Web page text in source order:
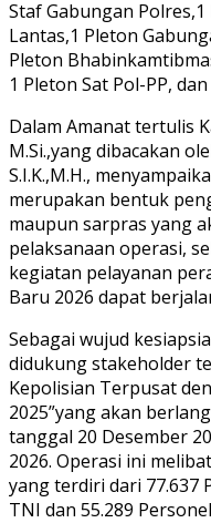
Staf Gabungan
Lantas,1 Pleton
Pleton
1 Pleton Sat Pol-PP,
Dalam Amanat tertulis
M.Si.,yang dibacakan
S.I.K.,M.H.,
merupakan bentuk
maupun sarpras yang
pelaksanaan operasi,
kegiatan pelayanan
Baru 2026 dapat
Sebagai wujud
didukung stakeholder
Kepolisian Terpusat
2025”yang akan
tanggal 20 Desember
2026. Operasi ini
yang terdiri dari 77.637
TNI dan 55.289